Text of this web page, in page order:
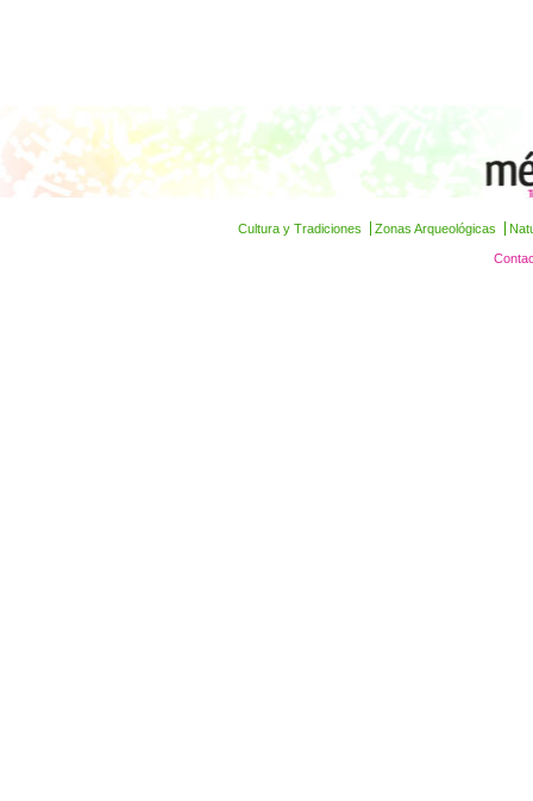
Cultura y Tradiciones Zonas Arqueológicas